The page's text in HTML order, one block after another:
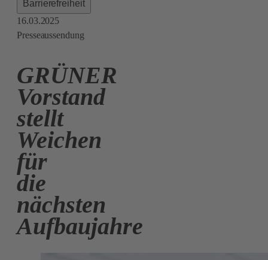
Barrierefreiheit
16.03.2025
Presseaussendung
GRÜNER
Vorstand
stellt
Weichen
für
die
nächsten
Aufbaujahre